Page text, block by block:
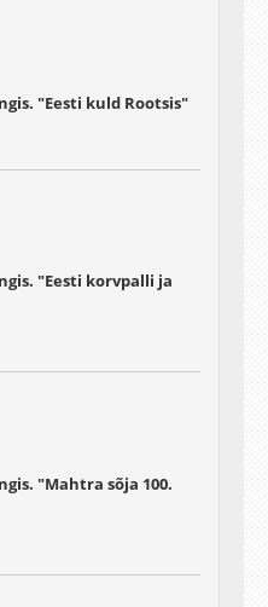
"Eesti kuld Rootsis"
"Eesti korvpalli ja
"Mahtra sõja 100.